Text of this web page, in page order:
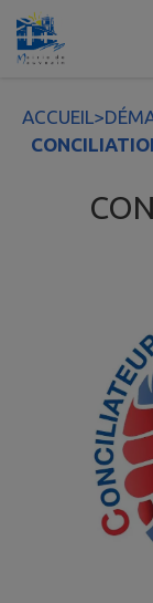
Contenu
ACCUEIL>